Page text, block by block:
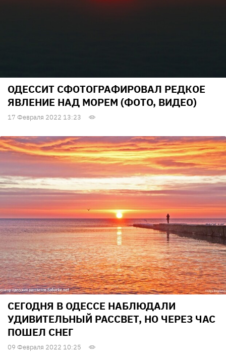
ОДЕССИТ СФОТОГРАФИРОВАЛ РЕДКОЕ
ЯВЛЕНИЕ НАД МОРЕМ (ФОТО, ВИДЕО)
17 Февраля 2022 13:23
СЕГОДНЯ В ОДЕССЕ НАБЛЮДАЛИ
УДИВИТЕЛЬНЫЙ РАССВЕТ, НО ЧЕРЕЗ ЧАС
ПОШЕЛ СНЕГ
09 Февраля 2022 10:25